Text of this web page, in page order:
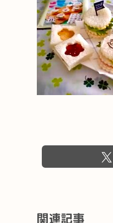
関連記事